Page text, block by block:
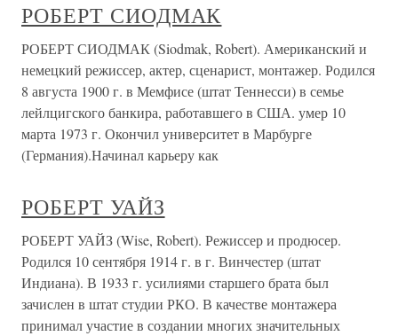
РОБЕРТ СИОДМАК
РОБЕРТ СИОДМАК (Siodmak, Robert). Американский и
немецкий режиссер, актер, сценарист, монтажер. Родился
8 августа 1900 г. в Мемфисе (штат Теннесси) в семье
лейлцигского банкира, работавшего в США. умер 10
марта 1973 г. Окончил университет в Марбурге
(Германия).Начинал карьеру как
РОБЕРТ УАЙЗ
РОБЕРТ УАЙЗ (Wise, Robert). Режиссер и продюсер.
Родился 10 сентября 1914 г. в г. Винчестер (штат
Индиана). В 1933 г. усилиями старшего брата был
зачислен в штат студии РКО. В качестве монтажера
принимал участие в создании многих значительных